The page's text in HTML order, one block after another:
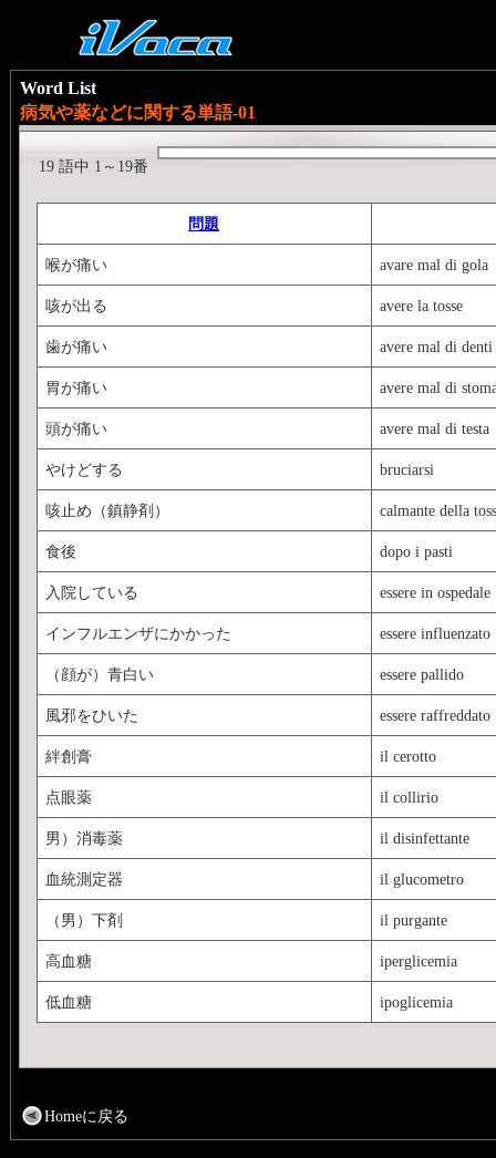
Word List
病気や薬などに関する単語-01
19 語中 1～19番
問題
喉が痛い avare mal di gola
咳が出る avere la tosse
歯が痛い avere mal di denti
胃が痛い avere mal di
頭が痛い avere mal di testa
やけどする bruciarsi
咳止め（鎮静剤） calmante della
食後 dopo i pasti
入院している essere in ospedale
インフルエンザにかかった essere influenzato
（顔が）青白い essere pallido
風邪をひいた essere raffreddato
絆創膏 il cerotto
点眼薬 il collirio
男）消毒薬 il disinfettante
血統測定器 il glucometro
（男）下剤 il purgante
高血糖 iperglicemia
低血糖 ipoglicemia
Homeに戻る